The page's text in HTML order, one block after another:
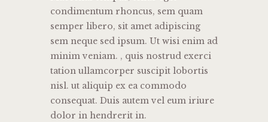
condimentum rhoncus, sem quam
semper libero, sit amet adipiscing
sem neque sed ipsum. Ut wisi enim ad
minim veniam. , quis nostrud exerci
tation ullamcorper suscipit lobortis
nisl. ut aliquip ex ea commodo
consequat. Duis autem vel eum iriure
dolor in hendrerit in.